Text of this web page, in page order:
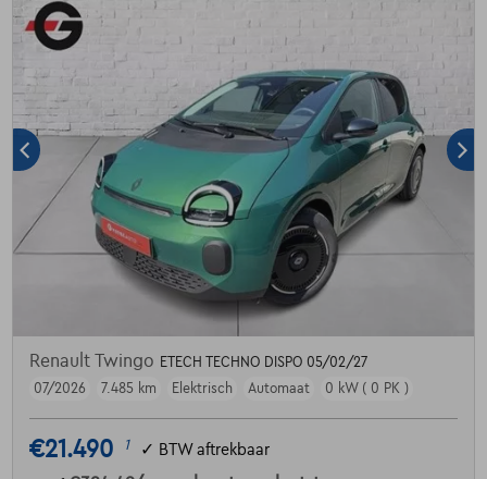
Renault Twingo ETECH TECHNO DISPO 05/02/27
07/2026
7.485 km Elektrisch Automaat 0 kW ( 0 PK )
€21.490 1 ✓ BTW aftrekbaar